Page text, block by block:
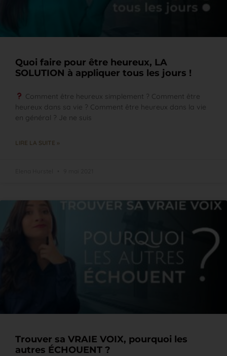
Quoi faire pour être heureux, LA
SOLUTION à appliquer tous les jours !
Comment être heureux simplement ? Comment être
heureux dans sa vie ? Comment être heureux dans la vie
en général ? Je ne suis
LIRE LA SUITE »
Trouver sa VRAIE VOIX, pourquoi les
autres ÉCHOUENT ?